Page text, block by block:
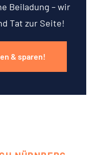
Beiladung – wir
Tat zur Seite!
& sparen!